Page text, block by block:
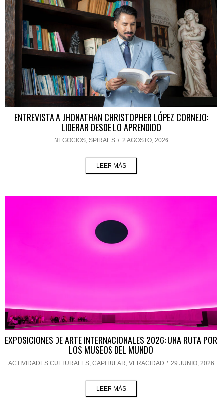
ENTREVISTA A JHONATHAN CHRISTOPHER LÓPEZ CORNEJO:
LIDERAR DESDE LO APRENDIDO
NEGOCIOS, SPIRALIS / 2 AGOSTO, 2026
LEER MÁS
EXPOSICIONES DE ARTE INTERNACIONALES 2026: UNA RUTA POR
LOS MUSEOS DEL MUNDO
ACTIVIDADES CULTURALES, CAPITULAR, VERACIDAD / 29 JUNIO, 2026
LEER MÁS